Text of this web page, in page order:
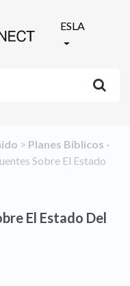
ESLA
​ > ​ ​Planes Bíblicos -
Sobre El Estado
El Estado Del